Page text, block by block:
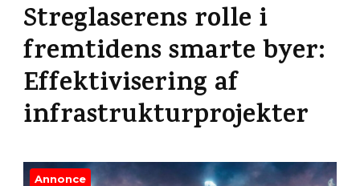
Streglaserens rolle i
fremtidens smarte byer:
Effektivisering af
infrastrukturprojekter
Annonce